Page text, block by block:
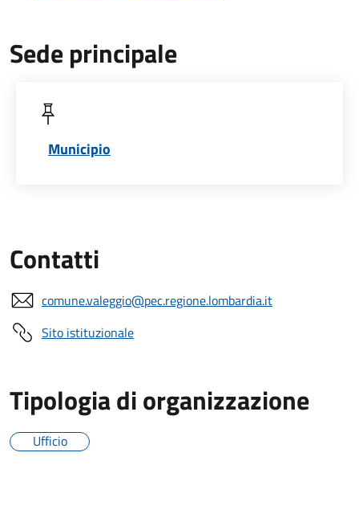
Sede principale
Municipio
Contatti
comune.valeggio@pec.regione.lombardia.it
Sito istituzionale
Tipologia di organizzazione
Ufficio